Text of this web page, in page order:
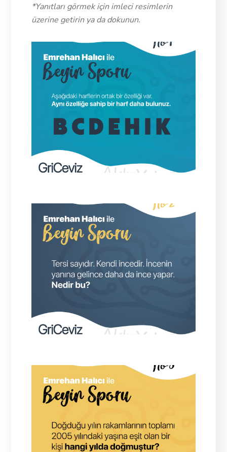
*Yanıtları görmek için imleci resimlerin
üzerine getirin ya da dokunun.
"O" Harfi
Bu harfler ters çevirilince (yatay
eksende döndürülünce) değişmeyen
harflerdir.
Tersi Pİ sayısı. İNCE’nin yanına gelince
İPİNCE elde edilir.
1979